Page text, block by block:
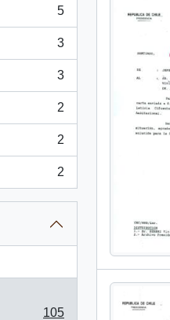
5
3
3
2
2
2
105